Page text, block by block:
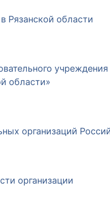
Рязанской области
области»
организаций
организации